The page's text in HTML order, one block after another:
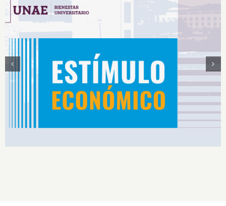
Estímulos Económicos para Deportistas de Alto
Rendimiento IS2026